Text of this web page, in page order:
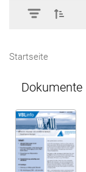
Startseite
Dokumente